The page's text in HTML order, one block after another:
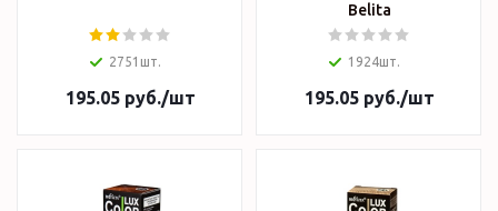
2751шт.
195.05руб./шт
Belita
1924шт.
195.05руб./шт